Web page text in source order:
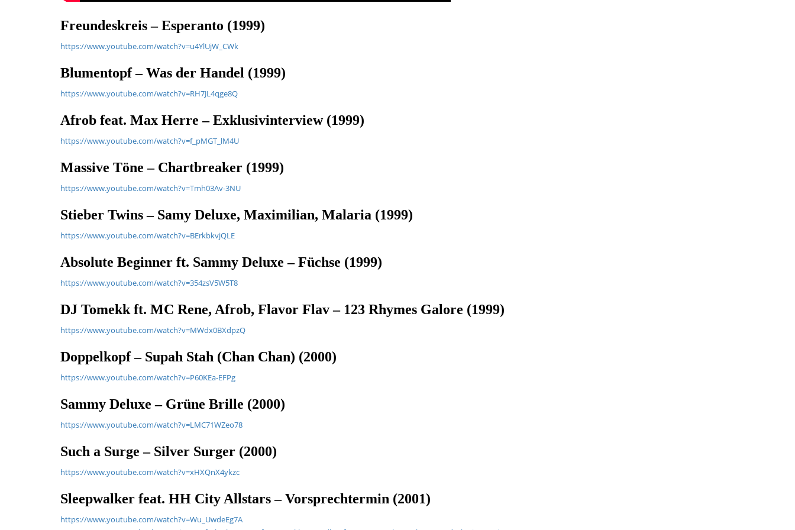
Freundeskreis – Esperanto (1999)
https://www.youtube.com/watch?v=u4YlUjW_CWk
Blumentopf – Was der Handel (1999)
https://www.youtube.com/watch?v=RH7JL4qge8Q
Afrob feat. Max Herre – Exklusivinterview (1999)
https://www.youtube.com/watch?v=f_pMGT_lM4U
Massive Töne – Chartbreaker (1999)
https://www.youtube.com/watch?v=Tmh03Av-3NU
Stieber Twins – Samy Deluxe, Maximilian, Malaria (1999)
https://www.youtube.com/watch?v=BErkbkvjQLE
Absolute Beginner ft. Sammy Deluxe – Füchse (1999)
https://www.youtube.com/watch?v=354zsV5W5T8
DJ Tomekk ft. MC Rene, Afrob, Flavor Flav – 123 Rhymes Galore (1999)
https://www.youtube.com/watch?v=MWdx0BXdpzQ
Doppelkopf – Supah Stah (Chan Chan) (2000)
https://www.youtube.com/watch?v=P60KEa-EFPg
Sammy Deluxe – Grüne Brille (2000)
https://www.youtube.com/watch?v=LMC71WZeo78
Such a Surge – Silver Surger (2000)
https://www.youtube.com/watch?v=xHXQnX4ykzc
Sleepwalker feat. HH City Allstars – Vorsprechtermin (2001)
https://www.youtube.com/watch?v=Wu_UwdeEg7A